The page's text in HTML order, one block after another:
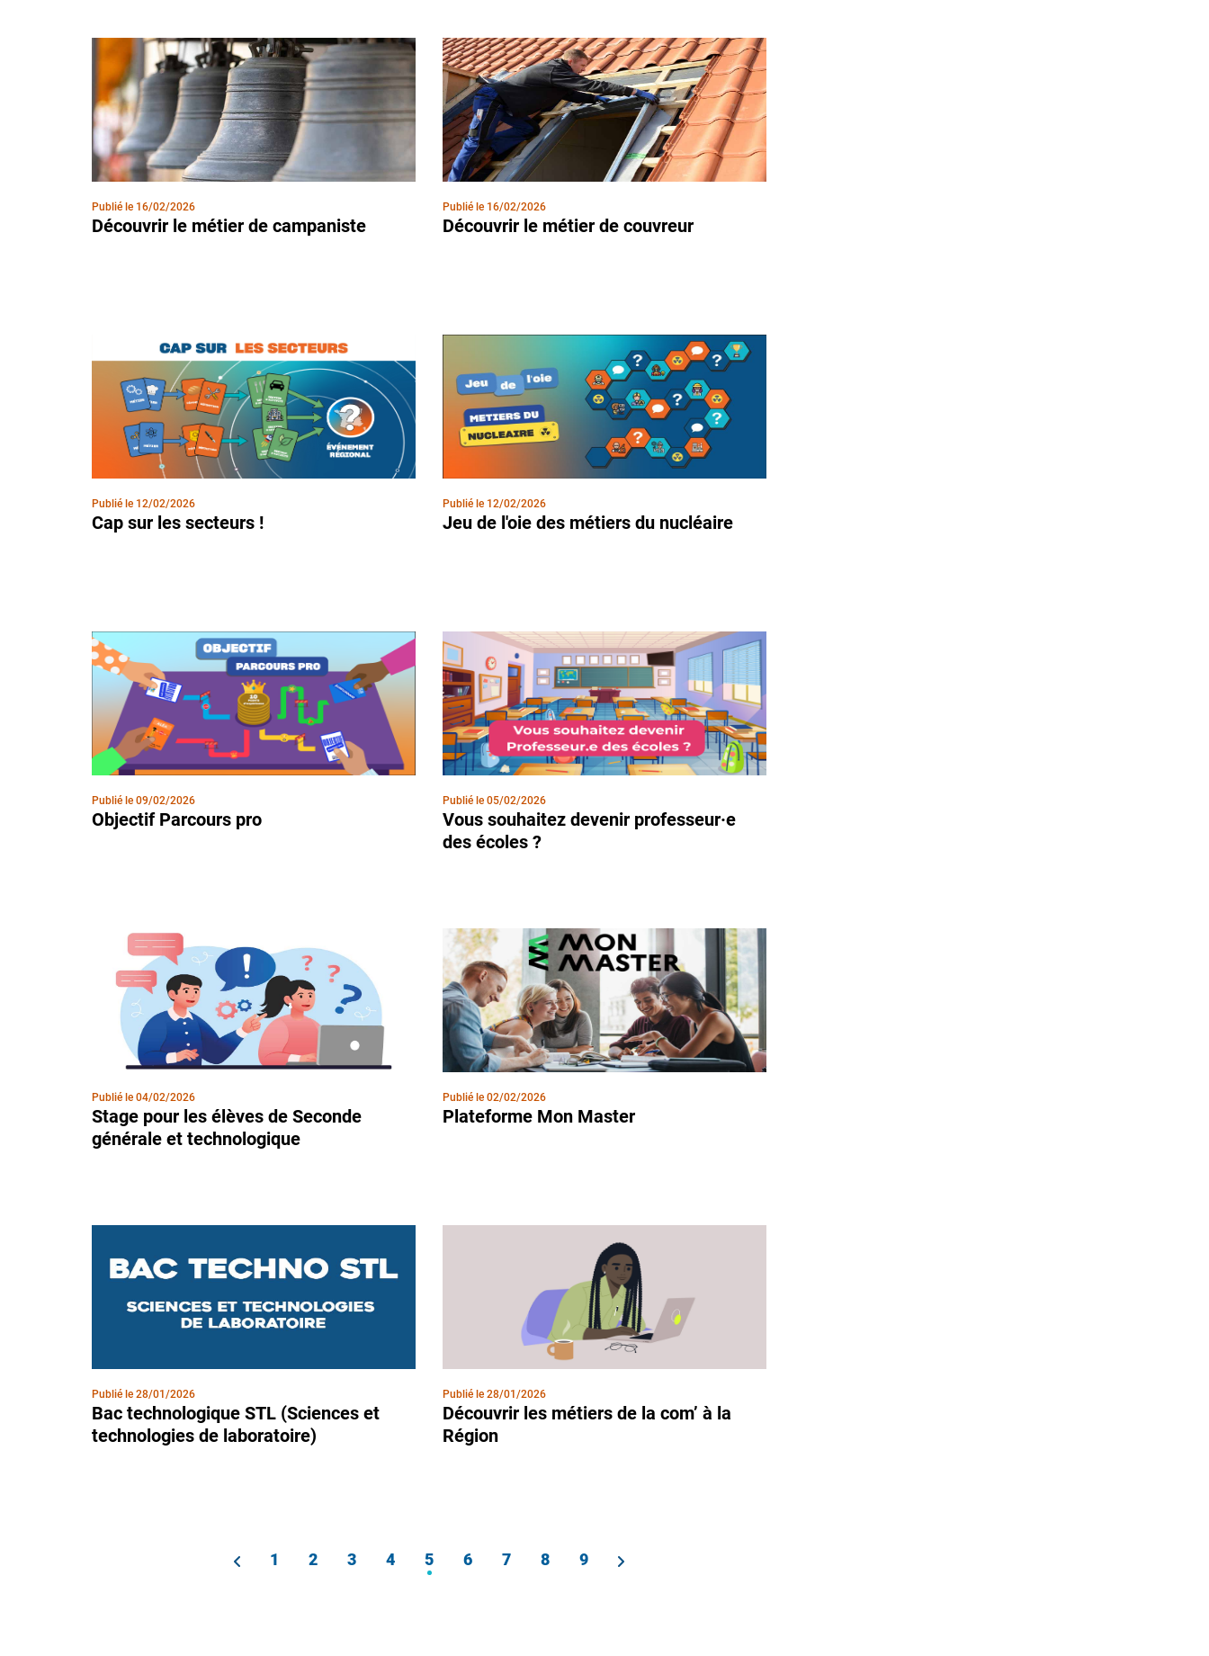
Publié le 16/02/2026
Découvrir le métier de campaniste
Publié le 16/02/2026
Découvrir le métier de couvreur
Publié le 12/02/2026
Cap sur les secteurs !
Publié le 12/02/2026
Jeu de l'oie des métiers du nucléaire
Publié le 09/02/2026
Objectif Parcours pro
Publié le 05/02/2026
Vous souhaitez devenir professeur·e
des écoles ?
Publié le 04/02/2026
Stage pour les élèves de Seconde
générale et technologique
Publié le 02/02/2026
Plateforme Mon Master
Publié le 28/01/2026
Bac technologique STL (Sciences et
technologies de laboratoire)
Publié le 28/01/2026
Découvrir les métiers de la com’ à la
Région
Page
1 Page
2 Page
3 Page
4
Page
5 Page
6 Page
7 Page
8 Page
9